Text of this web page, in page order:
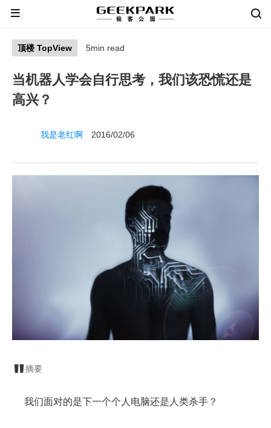
顶楼 TopView 5min read
当机器人学会自行思考，我们该恐慌还是
高兴？
我是老红啊 2016/02/06
摘要
我们面对的是下一个个人电脑还是人类杀手？